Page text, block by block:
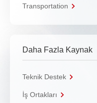
Transportation
Daha Fazla Kaynak
Teknik Destek
İş Ortakları